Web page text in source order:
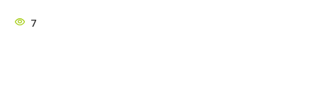
7